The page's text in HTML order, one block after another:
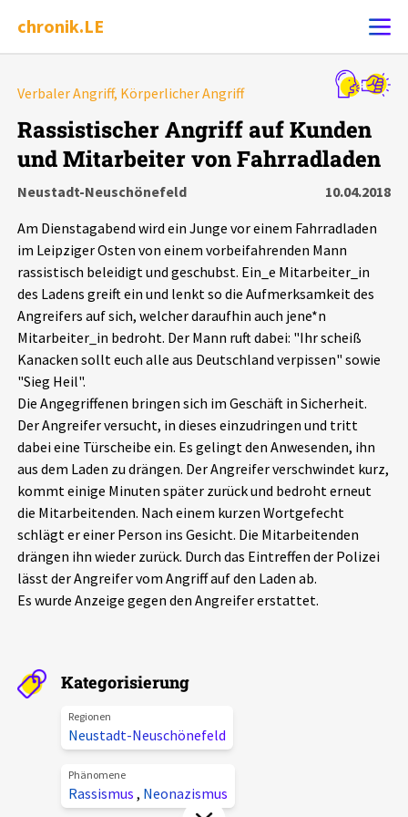
chronik.LE
Ereignis melden
Chronik
Leipziger Zustände
Schlaglichter
Phänomene
Aktuelles
Alle Beiträge
Veranstaltungen
Pressemitteilungen
Podcasts
Über uns
Projektbeschreibung
Kontakt
Unterstützer_innen
chronik.LE in der Presse
Verbaler Angriff, Körperlicher Angriff
Rassistischer Angriff auf Kunden
und Mitarbeiter von Fahrradladen
Neustadt-Neuschönefeld
10.04.2018
Am Dienstagabend wird ein Junge vor einem Fahrradladen
im Leipziger Osten von einem vorbeifahrenden Mann
rassistisch beleidigt und geschubst. Ein_e Mitarbeiter_in
des Ladens greift ein und lenkt so die Aufmerksamkeit des
Angreifers auf sich, welcher daraufhin auch jene*n
Mitarbeiter_in bedroht. Der Mann ruft dabei: "Ihr scheiß
Kanacken sollt euch alle aus Deutschland verpissen" sowie
"Sieg Heil".
Die Angegriffenen bringen sich im Geschäft in Sicherheit.
Der Angreifer versucht, in dieses einzudringen und tritt
dabei eine Türscheibe ein. Es gelingt den Anwesenden, ihn
aus dem Laden zu drängen. Der Angreifer verschwindet kurz,
kommt einige Minuten später zurück und bedroht erneut
die Mitarbeitenden. Nach einem kurzen Wortgefecht
schlägt er einer Person ins Gesicht. Die Mitarbeitenden
drängen ihn wieder zurück. Durch das Eintreffen der Polizei
lässt der Angreifer vom Angriff auf den Laden ab.
Es wurde Anzeige gegen den Angreifer erstattet.
Kategorisierung
Regionen
Neustadt-Neuschönefeld
Phänomene
Rassismus , Neonazismus
Alle Ereignisse
Ereignisse
Ereignisse Statistik